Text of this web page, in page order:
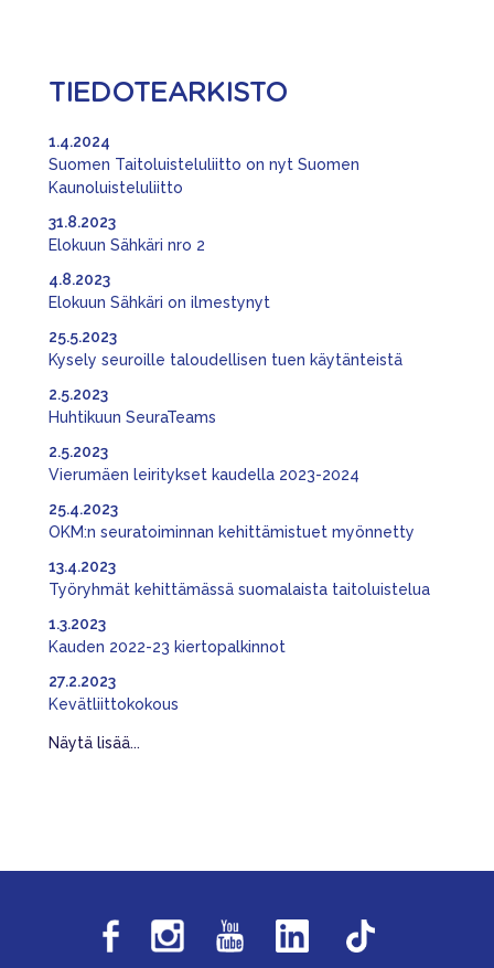
TIEDOTEARKISTO
Suomen Taitoluisteluliitto on nyt Suomen
Kaunoluisteluliitto
1.4.2024
Elokuun Sähkäri nro 2
31.8.2023
Elokuun Sähkäri on ilmestynyt
4.8.2023
Kysely seuroille taloudellisen tuen käytänteistä
25.5.2023
Huhtikuun SeuraTeams
2.5.2023
Vierumäen leiritykset kaudella 2023-2024
2.5.2023
OKM:n seuratoiminnan kehittämistuet myönnetty
25.4.2023
Työryhmät kehittämässä suomalaista taitoluistelua
13.4.2023
Kauden 2022-23 kiertopalkinnot
1.3.2023
Kevätliittokokous
27.2.2023
Näytä lisää...